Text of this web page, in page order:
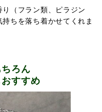
（フラン類、ピラジン
ちを落ち着かせてくれま
ろん
すすめ